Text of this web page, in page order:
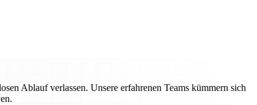
Ablauf verlassen. Unsere erfahrenen Teams kümmern sich